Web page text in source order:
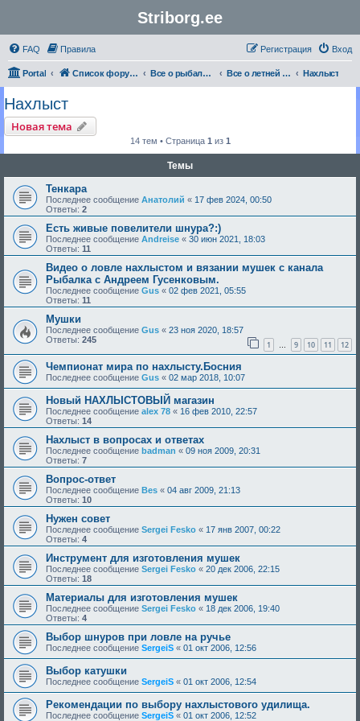
Striborg.ee
FAQ Правила Вход
Регистрация
Portal Список форумов Все о рыбалке | Секреты Мастерства Все о летней рыбалке Нахлыст
Нахлыст
Новая тема
14 тем • Страница 1 из 1
Темы
Тенкара
Последнее сообщение Анатолий « 17 фев 2024, 00:50
Ответы: 2
Есть живые повелители шнура?:)
Последнее сообщение Andreise « 30 июн 2021, 18:03
Ответы: 11
Видео о ловле нахлыстом и вязании мушек с канала
Рыбалка с Андреем Гусенковым.
Последнее сообщение Gus « 02 фев 2021, 05:55
Ответы: 11
Мушки
Последнее сообщение Gus « 23 ноя 2020, 18:57
Ответы: 245 1 … 9 10 11 12
Чемпионат мира по нахлысту.Босния
Последнее сообщение Gus « 02 мар 2018, 10:07
Новый НАХЛЫСТОВЫЙ магазин
Последнее сообщение alex 78 « 16 фев 2010, 22:57
Ответы: 14
Нахлыст в вопросах и ответах
Последнее сообщение badman « 09 ноя 2009, 20:31
Ответы: 7
Вопрос-ответ
Последнее сообщение Bes « 04 авг 2009, 21:13
Ответы: 10
Нужен совет
Последнее сообщение Sergei Fesko « 17 янв 2007, 00:22
Ответы: 4
Инструмент для изготовления мушек
Последнее сообщение Sergei Fesko « 20 дек 2006, 22:15
Ответы: 18
Материалы для изготовления мушек
Последнее сообщение Sergei Fesko « 18 дек 2006, 19:40
Ответы: 4
Выбор шнуров при ловле на ручье
Последнее сообщение SergeiS « 01 окт 2006, 12:56
Выбор катушки
Последнее сообщение SergeiS « 01 окт 2006, 12:54
Рекомендации по выбору нахлыстового удилища.
Последнее сообщение SergeiS « 01 окт 2006, 12:52